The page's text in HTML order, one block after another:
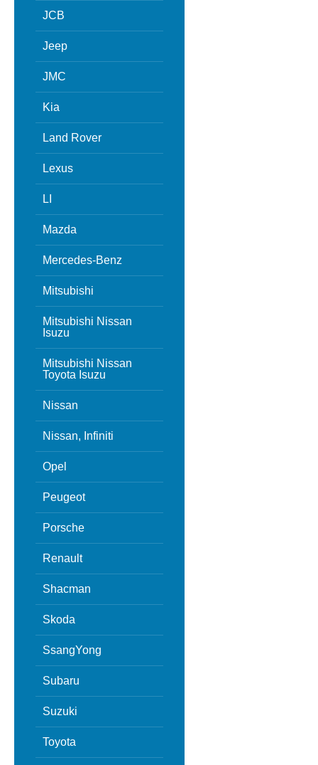
JCB
Jeep
JMC
Kia
Land Rover
Lexus
LI
Mazda
Mercedes-Benz
Mitsubishi
Mitsubishi Nissan
Isuzu
Mitsubishi Nissan
Toyota Isuzu
Nissan
Nissan, Infiniti
Opel
Peugeot
Porsche
Renault
Shacman
Skoda
SsangYong
Subaru
Suzuki
Toyota